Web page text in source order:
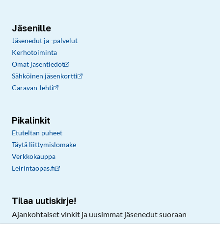
Jäsenille
Jäsenedut ja -palvelut
Kerhotoiminta
Omat jäsentiedot
Sähköinen jäsenkortti
Caravan-lehti
Pikalinkit
Etuteltan puheet
Täytä liittymislomake
Verkkokauppa
Leirintäopas.fi
Tilaa uutiskirje!
Ajankohtaiset vinkit ja uusimmat jäsenedut suoraan